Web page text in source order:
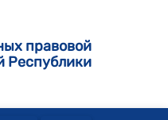
правовой
Республики